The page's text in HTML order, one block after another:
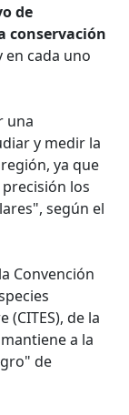
de
conservación
en cada uno
una
y medir la
ya que
los
según el
Convención
(CITES), de la
a la
de